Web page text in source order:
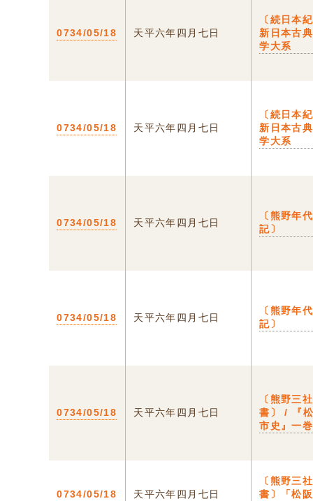
0734/05/18 天平六年四月七日
〔続日本
新日本古
学大系
0734/05/18 天平六年四月七日
〔続日本
新日本古
学大系
0734/05/18 天平六年四月七日
〔熊野年代
記〕
0734/05/18 天平六年四月七日
〔熊野年代
記〕
0734/05/18 天平六年四月七日
〔熊野三
書〕 / 『
市史』一巻
0734/05/18 天平六年四月七日
〔熊野三
書〕「松